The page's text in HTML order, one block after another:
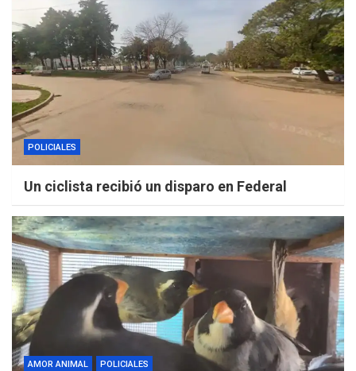
POLICIALES
Un ciclista recibió un disparo en Federal
AMOR ANIMAL POLICIALES